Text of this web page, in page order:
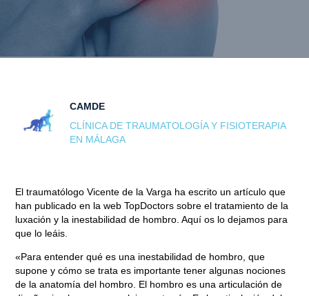
CAMDE
CLÍNICA DE TRAUMATOLOGÍA Y FISIOTERAPIA
EN MÁLAGA
El traumatólogo Vicente de la Varga ha escrito un artículo que
han publicado en la web TopDoctors sobre el tratamiento de la
luxación y la inestabilidad de hombro. Aquí os lo dejamos para
que lo leáis.
«Para entender qué es una inestabilidad de hombro , que
supone y cómo se trata es importante tener algunas nociones
de la anatomía del hombro. El hombro es una articulación de